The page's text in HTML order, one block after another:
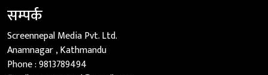
सम्पर्क
Screennepal Media Pvt. Ltd.
Anamnagar , Kathmandu
Phone :9813789494